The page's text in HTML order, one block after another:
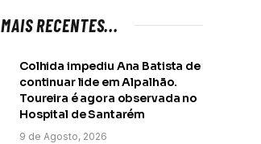
MAIS RECENTES...
Colhida impediu Ana Batista de
continuar lide em Alpalhão.
Toureira é agora observada no
Hospital de Santarém
9 de Agosto, 2026